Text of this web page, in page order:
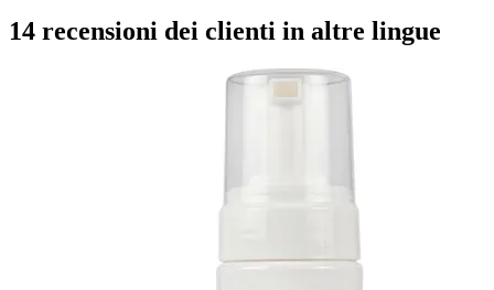
14 recensioni dei clienti in altre lingue